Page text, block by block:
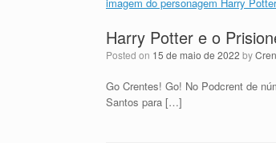
Harry Potter e o
Posted on 15 de maio de 2022 by
Go Crentes! Go! No Podcrent de
Santos para […]